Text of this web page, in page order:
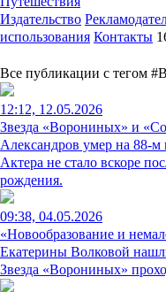
Издательство
использования Контакты
Все публикации с тегом
12:12, 12.05.2026
Звезда «Ворониных» и
Александров умер на 88-м
Актера не стало вскоре
рождения.
09:38, 04.05.2026
«Новообразование и
Екатерины Волковой
Звезда «Ворониных»